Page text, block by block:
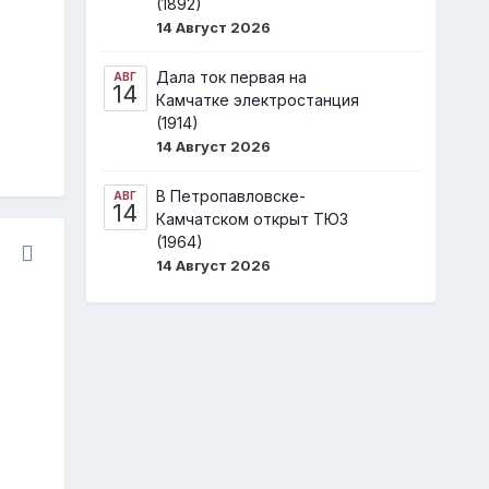
(1892)
14 Август 2026
АВГ
14
Дала ток первая на
Камчатке электростанция
(1914)
14 Август 2026
АВГ
14
В Петропавловске-
Камчатском открыт ТЮЗ
(1964)
14 Август 2026